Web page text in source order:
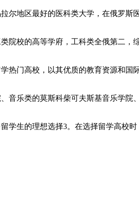
尔地区最好的医科类大学，在俄罗
院校的高等学府，工科类全俄第二
热门高校，以其优质的教育资源和
音乐类的‌莫斯科柴可夫斯基音乐学
学生的理想选择‌3。在选择留学高校